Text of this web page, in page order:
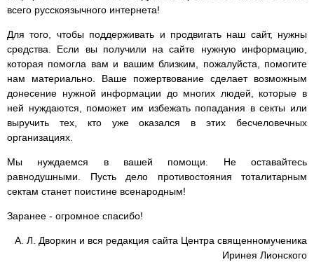
всего русскоязычного интернета!
Для того, чтобы поддерживать и продвигать наш сайт, нужны
средства. Если вы получили на сайте нужную информацию,
которая помогла вам и вашим близким, пожалуйста, помогите
нам материально. Ваше пожертвование сделает возможным
донесение нужной информации до многих людей, которые в
ней нуждаются, поможет им избежать попадания в секты или
выручить тех, кто уже оказался в этих бесчеловечных
организациях.
Мы нуждаемся в вашей помощи. Не оставайтесь
равнодушными. Пусть дело противостояния тоталитарным
сектам станет поистине всенародным!
Заранее - огромное спасибо!
А. Л. Дворкин и вся редакция сайта Центра священномученика
Иринея Лионского